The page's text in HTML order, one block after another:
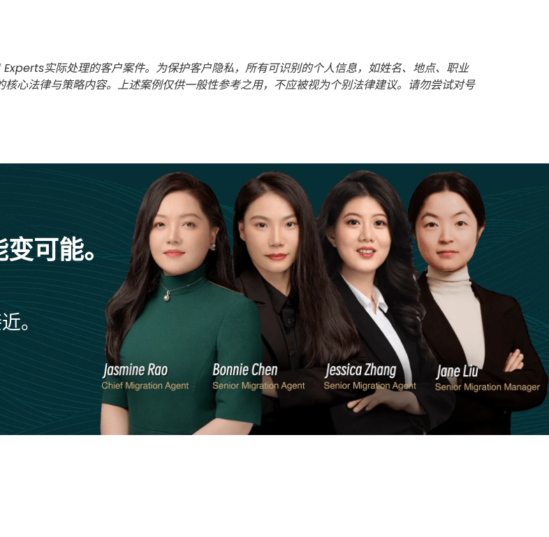
实际处理的客户案件。为保护客户隐私，所有可识别的个人信息，如姓名、地点、职业
心法律与策略内容。上述案例仅供一般性参考之用，不应被视为个别法律建议。请勿尝试对号
可能。
。